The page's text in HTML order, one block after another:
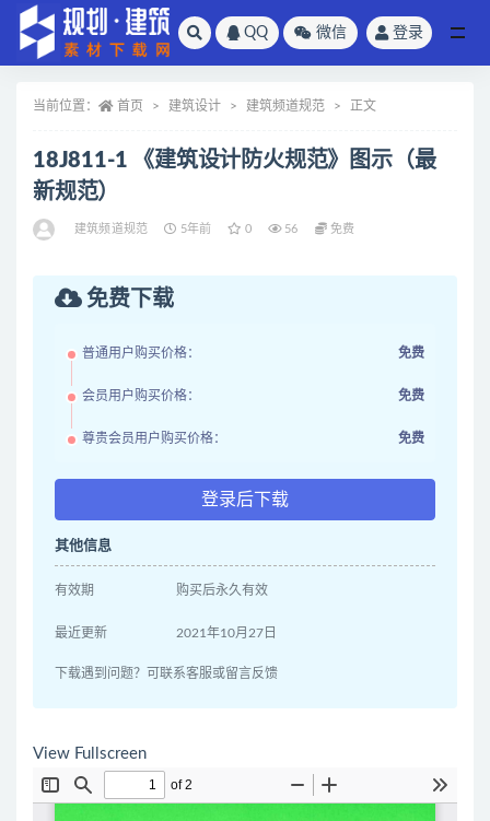
QQ 微信 登录
当前位置： 首页 建筑设计 建筑频道规范 正文
18J811-1 《建筑设计防火规范》图示（最
新规范）
建筑频道规范 5年前 0 56 免费
免费下载
普通用户购买价格： 免费
会员用户购买价格： 免费
尊贵会员用户购买价格： 免费
登录后下载
其他信息
有效期 购买后永久有效
最近更新 2021年10月27日
下载遇到问题？可联系客服或留言反馈
View Fullscreen
全部